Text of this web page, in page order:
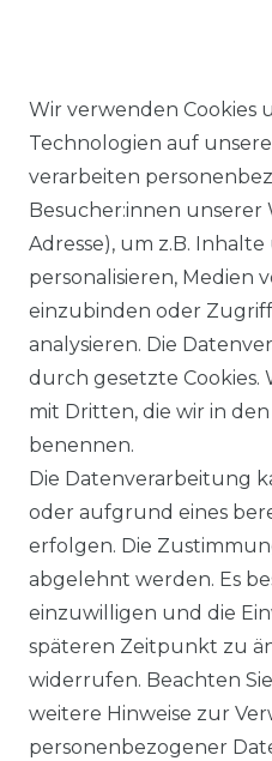
Ähnlicher
Casa
Farben
ab 47,99
Impressum
Wir verwenden Cookies
Technologien auf
verarbeiten
Besucher:innen unserer
Adresse), um z.B.
personalisieren, Medien
einzubinden oder
analysieren. Die
durch gesetzte Cookies.
mit Dritten, die wir in
benennen.
Die Datenverarbeitung
oder aufgrund eines
erfolgen. Die
abgelehnt werden. Es
einzuwilligen und die
späteren Zeitpunkt zu
widerrufen. Beachten
weitere Hinweise zur
personenbezogener